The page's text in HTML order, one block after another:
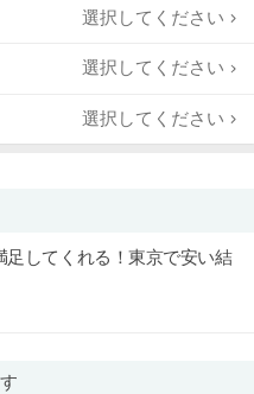
選択してください
選択してください
選択してください
足してくれる！東京で安い結